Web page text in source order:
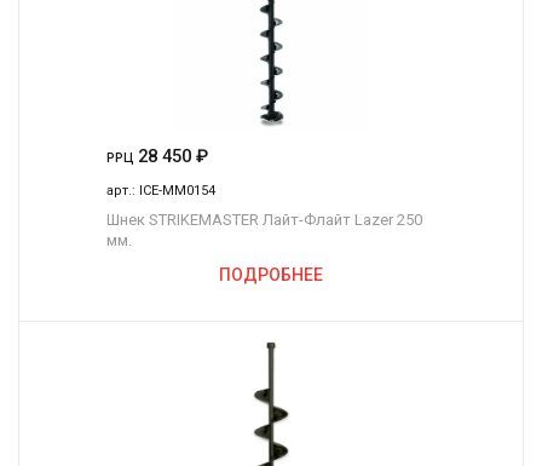
РРЦ 28 450 ₽
арт.: ICE-MM0154
Шнек STRIKEMASTER Лайт-Флайт Lazer 250
мм.
ПОДРОБНЕЕ